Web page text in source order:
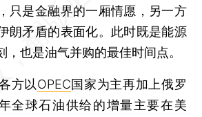
只是金融界的一厢情愿，另一方
朗矛盾的表面化。此时既是能源
，也是油气并购的最佳时间点。
方以OPEC国家为主再加上俄罗
全球石油供给的增量主要在美